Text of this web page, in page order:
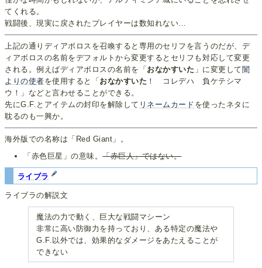
てくれる。
戦闘後、現実に戻されたプレイヤーは数知れない…
上記の通りディアボロスを召喚すると専用のセリフを言うのだが、デ
ィアボロスの名前をデフォルトから変更するとセリフも対応して変更
される。例えばディアボロスの名前を「 おなかすいた 」に変更して 闇
よりの使者を使用すると「 おなかすいた ！ コレデハ 負ケテシマ
ウ！」などと言わせることができる。
先にG.F.とアイテムの封印を解除して リネームカード を使ったネタに
耽るのも一興か。
海外版での名称は「Red Giant」。
「赤色巨星」の意味。「赤巨人」ではない。
ライブラ
ライブラの解説文
魔法の力で動く、巨大な戦闘マシーン
非常に高い防御力を持っており、ある特定の魔法や
G.F.以外では、効果的なダメージをあたえることが
できない